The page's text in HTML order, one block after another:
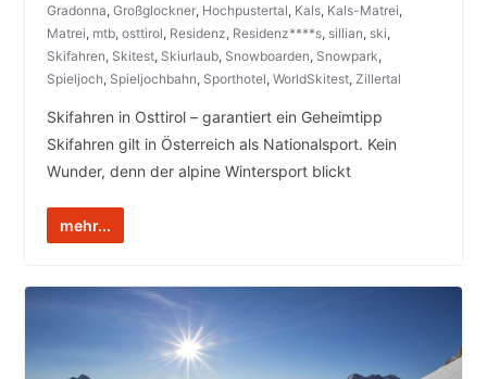
Gradonna, Großglockner, Hochpustertal, Kals, Kals-Matrei,
Matrei, mtb, osttirol, Residenz, Residenz****s, sillian, ski,
Skifahren, Skitest, Skiurlaub, Snowboarden, Snowpark,
Spieljoch, Spieljochbahn, Sporthotel, WorldSkitest, Zillertal
Skifahren in Osttirol – garantiert ein Geheimtipp
Skifahren gilt in Österreich als Nationalsport. Kein
Wunder, denn der alpine Wintersport blickt
mehr...